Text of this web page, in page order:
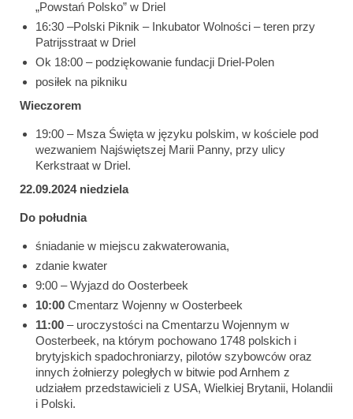
„Powstań Polsko” w Driel
16:30 –Polski Piknik – Inkubator Wolności – teren przy
Patrijsstraat w Driel
Ok 18:00 – podziękowanie fundacji Driel-Polen
posiłek na pikniku
Wieczorem
19:00 – Msza Święta w języku polskim, w kościele pod
wezwaniem Najświętszej Marii Panny, przy ulicy
Kerkstraat w Driel.
22.09.2024 niedziela
Do południa
śniadanie w miejscu zakwaterowania,
zdanie kwater
9:00 – Wyjazd do Oosterbeek
10:00 Cmentarz Wojenny w Oosterbeek
11:00 – uroczystości na Cmentarzu Wojennym w
Oosterbeek, na którym pochowano 1748 polskich i
brytyjskich spadochroniarzy, pilotów szybowców oraz
innych żołnierzy poległych w bitwie pod Arnhem z
udziałem przedstawicieli z USA, Wielkiej Brytanii, Holandii
i Polski.